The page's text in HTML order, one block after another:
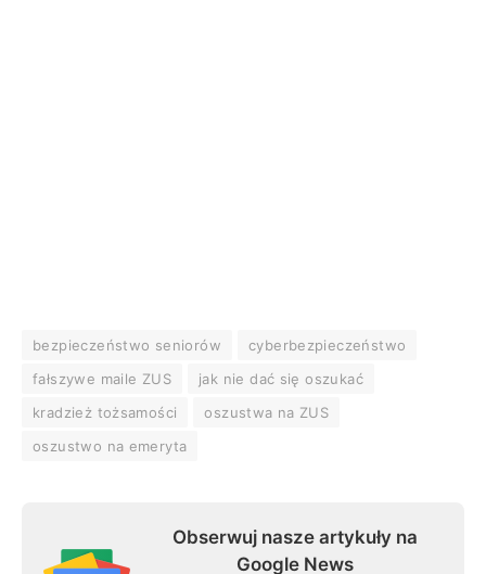
bezpieczeństwo seniorów
cyberbezpieczeństwo
fałszywe maile ZUS
jak nie dać się oszukać
kradzież tożsamości
oszustwa na ZUS
oszustwo na emeryta
Obserwuj nasze artykuły na
Google News